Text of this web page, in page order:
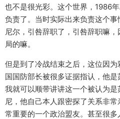
也不是很光彩。这个世界，1986
负责了。当时实际出来负责这个
尼尔，引咎辞职了，引咎辞职嘛
局的嘛。
但是到了冷战结束之后，这位因
国国防部长被很多证据指认，他是
我就可以顺带讲讲这一个被认为
尼，他自己本人跟密探了关系非
常重要的一个政治盟友。甚至很